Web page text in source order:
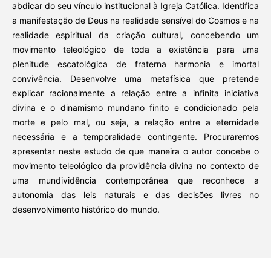
abdicar do seu vínculo institucional à Igreja Católica. Identifica
a manifestação de Deus na realidade sensível do Cosmos e na
realidade espiritual da criação cultural, concebendo um
movimento teleológico de toda a existência para uma
plenitude escatológica de fraterna harmonia e imortal
convivência. Desenvolve uma metafísica que pretende
explicar racionalmente a relação entre a infinita iniciativa
divina e o dinamismo mundano finito e condicionado pela
morte e pelo mal, ou seja, a relação entre a eternidade
necessária e a temporalidade contingente. Procuraremos
apresentar neste estudo de que maneira o autor concebe o
movimento teleológico da providência divina no contexto de
uma mundividência contemporânea que reconhece a
autonomia das leis naturais e das decisões livres no
desenvolvimento histórico do mundo.